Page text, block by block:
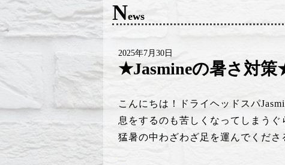
News
2025年7月30日
★Jasmineの暑さ対
こんにちは！ドライヘッドスパ
息をするのも苦しくなってしまう
猛暑の中わざわざ足を運んでくださ